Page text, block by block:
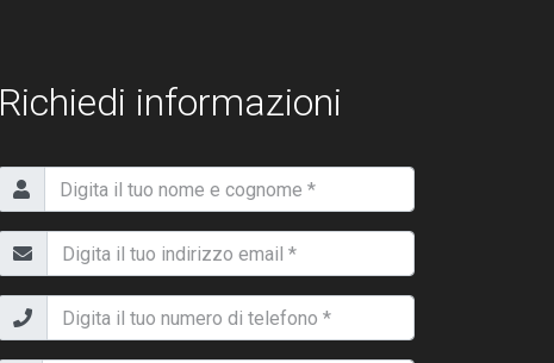
Richiedi informazioni